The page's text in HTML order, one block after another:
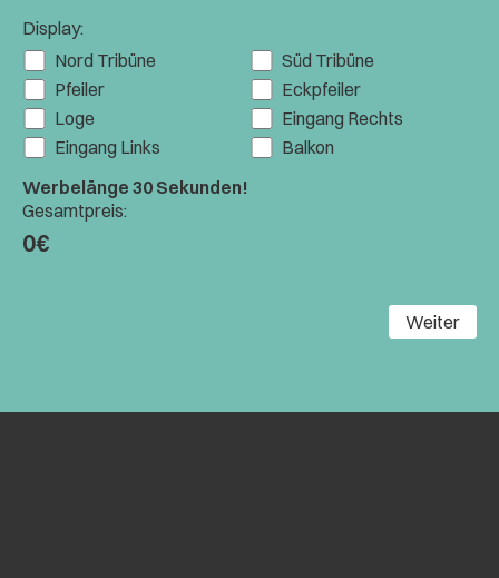
Display:
Nord Tribüne
Süd Tribüne
Pfeiler
Eckpfeiler
Loge
Eingang Rechts
Eingang Links
Balkon
Werbelänge 30 Sekunden!
Gesamtpreis:
0€
Weiter